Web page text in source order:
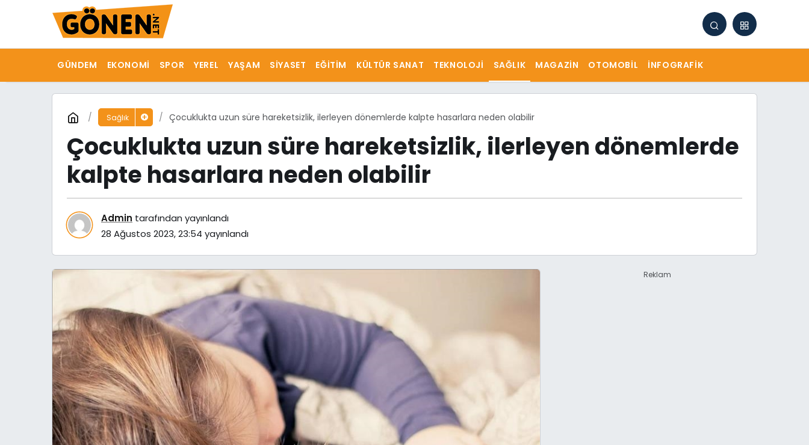
GÜNDEM EKONOMI SPOR YEREL YAŞAM SIYASET EĞITIM KÜLTÜR SANAT TEKNOLOJI SAĞLIK MAGAZIN OTOMOBIL İNFOGRAFIK
Sağlık Çocuklukta uzun süre hareketsizlik, ilerleyen dönemlerde kalpte hasarlara neden olabilir
Çocuklukta uzun süre hareketsizlik, ilerleyen dönemlerde
kalpte hasarlara neden olabilir
Admin tarafından yayınlandı
28 Ağustos 2023, 23:54 yayınlandı
Reklam